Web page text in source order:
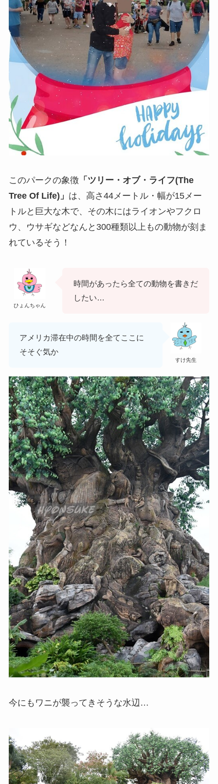
このパークの象徴 「ツリー・オブ・ライフ(The
Tree Of Life)」 は、高さ44メートル・幅が15メー
トルと巨大な木で、その木にはライオンやフクロ
ウ、ウサギなどなんと300種類以上もの動物が刻ま
れているそう！
ひょんちゃん
時間があったら全ての動物を書きだ
したい…
すけ先生
アメリカ滞在中の時間を全てここに
そそぐ気か
今にもワニが襲ってきそうな水辺…